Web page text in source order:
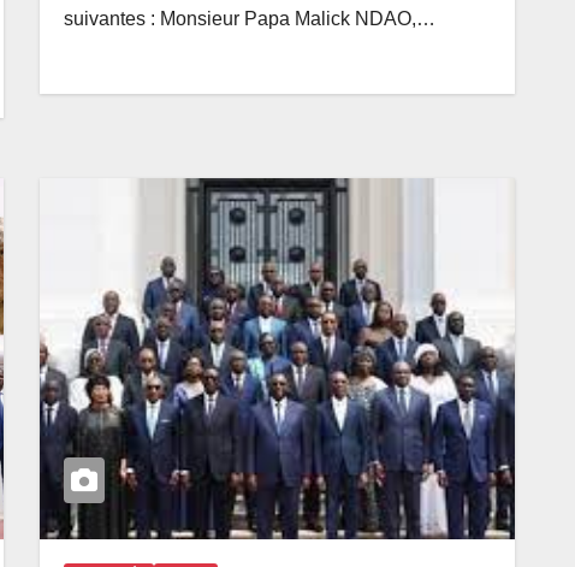
suivantes : Monsieur Papa Malick NDAO,…